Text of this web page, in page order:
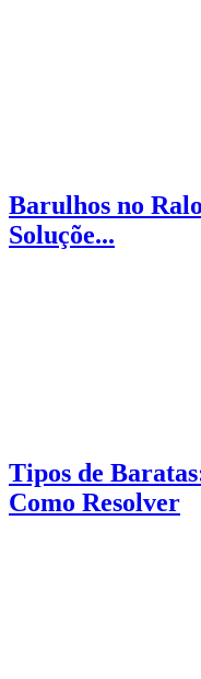
Barulhos no
Soluçõe...
Tipos de
Como Resolver